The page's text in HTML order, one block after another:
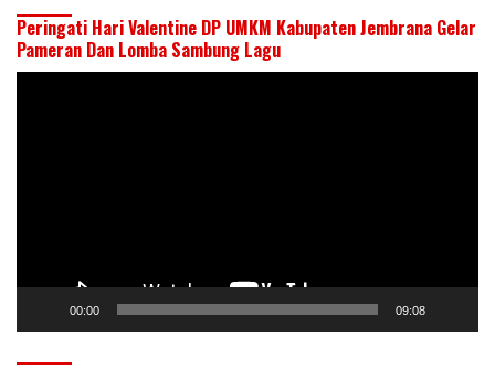
Peringati Hari Valentine DP UMKM Kabupaten Jembrana Gelar
Pameran Dan Lomba Sambung Lagu
00:00 09:08